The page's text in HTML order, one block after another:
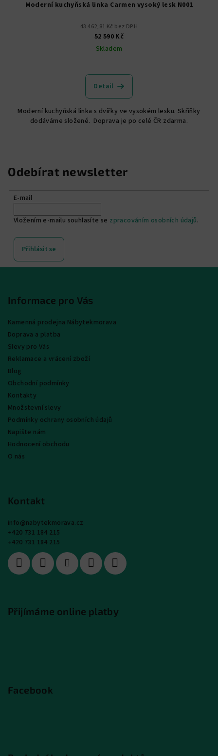
Moderní kuchyňská linka Carmen vysoký lesk N001
43 462,81 Kč bez DPH
52 590 Kč
Skladem
Detail
Moderní kuchyňská linka s dvířky ve vysokém lesku. Skříňky
dodáváme složené. Doprava je po celé ČR zdarma.
Odebírat newsletter
E-mail
Vložením e-mailu souhlasíte se zpracováním osobních údajů.
Přihlásit se
Informace pro Vás
Kamenná prodejna Nábytekmorava
Doprava a platba
Slevy pro Vás
Reklamace a vrácení zboží
Blog
Obchodní podmínky
Kontakty
Množstevní slevy
Podmínky ochrany osobních údajů
Napište nám
Hodnocení obchodu
O nás
Kontakt
info@nabytekmorava.cz
+420 731 184 215
+420 731 184 215
Přijímáme online platby
Facebook